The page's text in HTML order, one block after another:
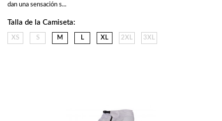
dan una sensación s...
Talla de la Camiseta:
XS S M L XL 2XL 3XL